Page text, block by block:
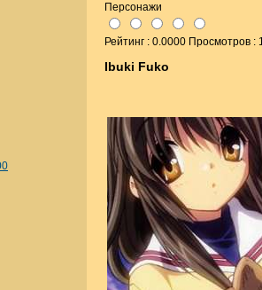
Персонажи
Рейтинг : 0.0000 Просмотров :
Ibuki Fuko